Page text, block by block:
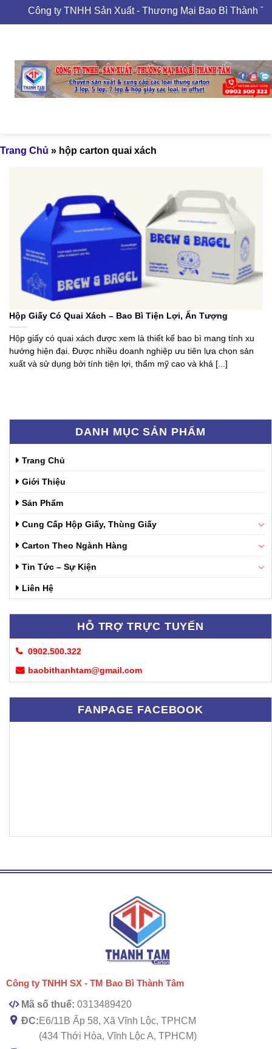
to
Công ty TNHH Sản Xuất - Thương Mại Bao Bì Thành
Trang Chủ » hộp carton quai xách
DANH MỤC SẢN PHẨM
Trang Chủ
Giới Thiệu
Sản Phẩm
Cung Cấp Hộp Giấy, Thùng Giấy
Carton Theo Ngành Hàng
Tin Tức – Sự Kiện
Liên Hệ
HỖ TRỢ TRỰC TUYẾN
0902.500.322
baobithanhtam@gmail.com
FANPAGE FACEBOOK
Hộp Giấy Có Quai Xách – Bao Bì Tiện Lợi, Ấn Tượng
Hộp giấy có quai xách được xem là thiết kế bao bì mang tính xu
hướng hiện đại. Được nhiều doanh nghiệp ưu tiên lựa chọn sản
xuất và sử dụng bởi tính tiện lợi, thẩm mỹ cao và khả [...]
Công ty TNHH SX - TM Bao Bì Thành Tâm
Mã số thuế: 0313489420
ĐC:E6/11B Ấp 58, Xã Vĩnh Lộc, TPHCM
(434 Thới Hòa, Vĩnh Lộc A, TPHCM)